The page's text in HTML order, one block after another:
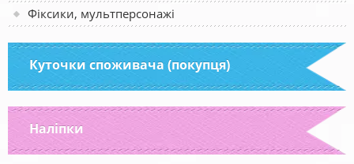
Фіксики, мультперсонажі
Куточки споживача (покупця)
Наліпки